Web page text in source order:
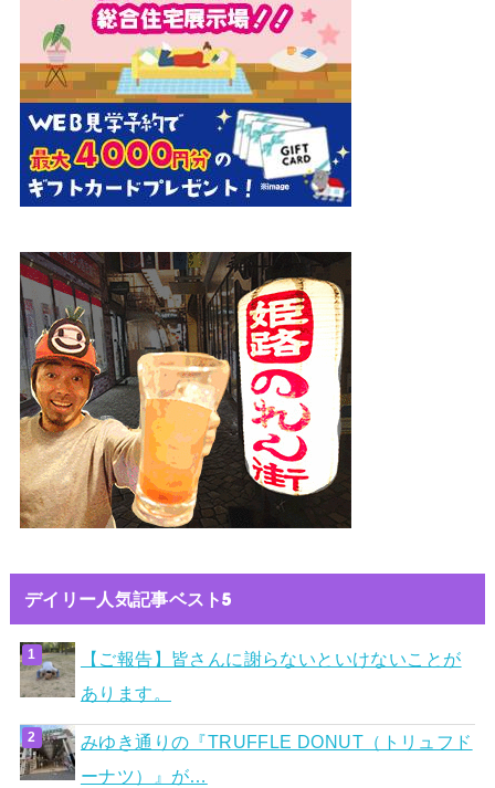
デイリー人気記事ベスト5
【ご報告】皆さんに謝らないといけないことが
あります。
みゆき通りの『TRUFFLE DONUT（トリュフド
ーナツ）』が…